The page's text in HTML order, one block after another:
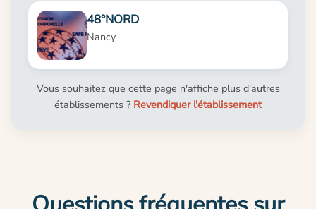
48°NORD
Nancy
Vous souhaitez que cette page n'affiche plus d'autres
établissements ? Revendiquer l'établissement